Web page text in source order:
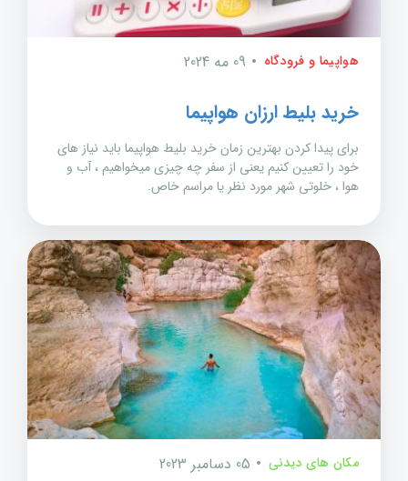
هواپیما و فرودگاه 09 مه 2024
خرید بلیط ارزان هواپیما
برای پیدا کردن بهترین زمان خرید بلیط هواپیما باید نیاز های
خود را تعیین کنیم یعنی از سفر چه چیزی میخواهیم ، آب و
هوا ، خلوتی شهر مورد نظر یا مراسم خاص.
مکان های دیدنی 05 دسامبر 2023